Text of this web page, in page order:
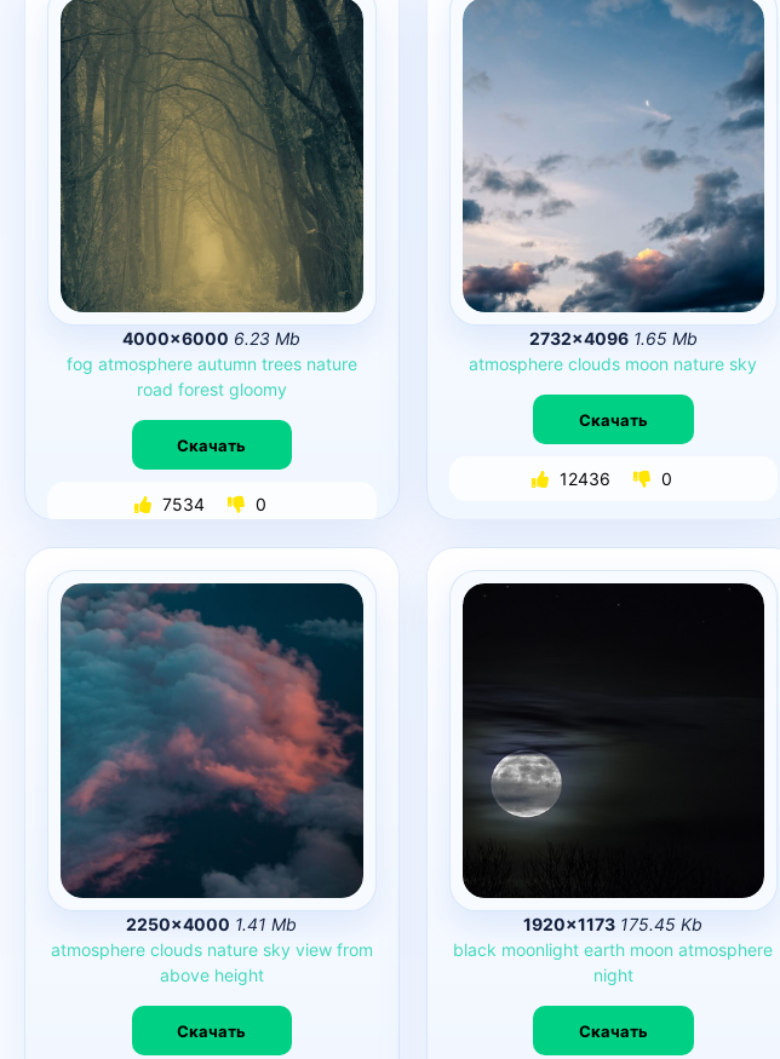
4000×6000 6.23 Mb
fog atmosphere autumn trees nature
road forest gloomy
Скачать
7534 0
2732×4096 1.65 Mb
atmosphere clouds moon nature sky
Скачать
12436 0
2250×4000 1.41 Mb
atmosphere clouds nature sky view from
above height
Скачать
1920×1173 175.45 Kb
black moonlight earth moon atmosphere
night
Скачать